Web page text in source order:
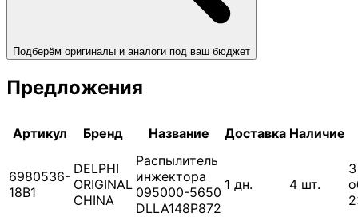
Подберём оригиналы и аналоги под ваш бюджет
Предложения
Артикул Бренд Название Доставка Наличие
6980536-
18B1
DELPHI
ORIGINAL
CHINA
Распылитель
инжектора
095000-5650
DLLA148P872
1 дн. 4 шт.